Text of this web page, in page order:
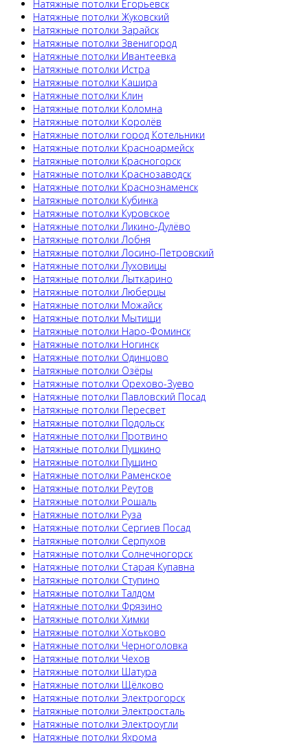
Натяжные потолки Егорьевск
Натяжные потолки Жуковский
Натяжные потолки Зарайск
Натяжные потолки Звенигород
Натяжные потолки Ивантеевка
Натяжные потолки Истра
Натяжные потолки Кашира
Натяжные потолки Клин
Натяжные потолки Коломна
Натяжные потолки Королёв
Натяжные потолки город Котельники
Натяжные потолки Красноармейск
Натяжные потолки Красногорск
Натяжные потолки Краснозаводск
Натяжные потолки Краснознаменск
Натяжные потолки Кубинка
Натяжные потолки Куровское
Натяжные потолки Ликино-Дулёво
Натяжные потолки Лобня
Натяжные потолки Лосино-Петровский
Натяжные потолки Луховицы
Натяжные потолки Лыткарино
Натяжные потолки Люберцы
Натяжные потолки Можайск
Натяжные потолки Мытищи
Натяжные потолки Наро-Фоминск
Натяжные потолки Ногинск
Натяжные потолки Одинцово
Натяжные потолки Озёры
Натяжные потолки Орехово-Зуево
Натяжные потолки Павловский Посад
Натяжные потолки Пересвет
Натяжные потолки Подольск
Натяжные потолки Протвино
Натяжные потолки Пушкино
Натяжные потолки Пущино
Натяжные потолки Раменское
Натяжные потолки Реутов
Натяжные потолки Рошаль
Натяжные потолки Руза
Натяжные потолки Сергиев Посад
Натяжные потолки Серпухов
Натяжные потолки Солнечногорск
Натяжные потолки Старая Купавна
Натяжные потолки Ступино
Натяжные потолки Талдом
Натяжные потолки Фрязино
Натяжные потолки Химки
Натяжные потолки Хотьково
Натяжные потолки Черноголовка
Натяжные потолки Чехов
Натяжные потолки Шатура
Натяжные потолки Щёлково
Натяжные потолки Электрогорск
Натяжные потолки Электросталь
Натяжные потолки Электроугли
Натяжные потолки Яхрома